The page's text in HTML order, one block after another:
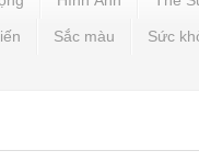
Sắc màu Sức